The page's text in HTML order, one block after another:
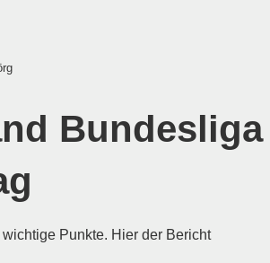
Bundesliga
Punkte. Hier der Bericht